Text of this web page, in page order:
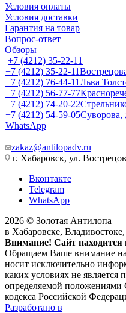
Условия оплаты
Условия доставки
Гарантия на товар
Вопрос-ответ
Обзоры
+7 (4212) 35-22-11
+7 (4212) 35-22-11
+7 (4212) 76-44-11Льва
+7 (4212) 56-77-77
+7 (4212) 74-20-22
+7 (4212) 54-59-05Суворова,
WhatsApp
zakaz@antilopadv.ru
г. Хабаровск, ул.
Вконтакте
Telegram
WhatsApp
2026 © Золотая Антилопа —
в Хабаровске,
Внимание! Сайт находится
Обращаем Ваше внимание
носит исключительно
каких условиях не является
определяемой положениями
кодекса Российской
Разработано в